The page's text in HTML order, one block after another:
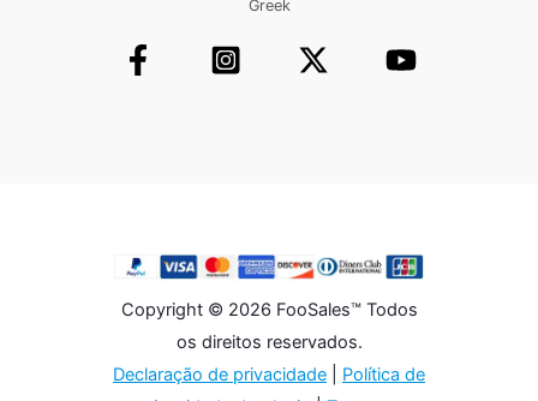
Greek
Copyright © 2026 FooSales™ Todos
os direitos reservados.
Declaração de privacidade
Política de